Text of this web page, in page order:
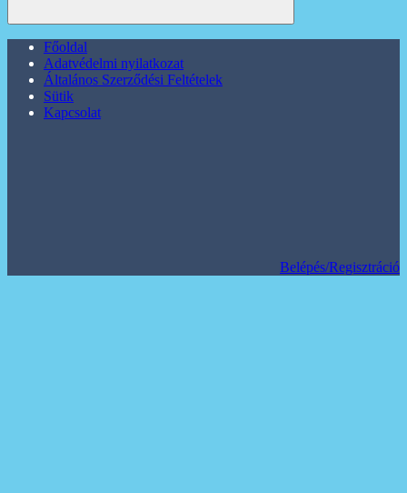
Főoldal
Adatvédelmi nyilatkozat
Általános Szerződési Feltételek
Sütik
Kapcsolat
Belépés/Regisztráció